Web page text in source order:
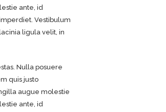
ante, id
Vestibulum
ligula velit, in
Nulla posuere
quis justo
augue molestie
ante, id